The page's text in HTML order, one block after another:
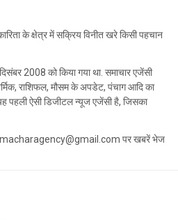
के क्षेत्र में सक्रिय विनीत खरे किसी पहचान
2008 को किया गया था. समाचार एजेंसी
राशिफल, मौसम के अपडेट, पंचाग आदि का
पहली ऐसी डिजीटल न्यूज एजेंसी है, जिसका
पर खबरें भेज